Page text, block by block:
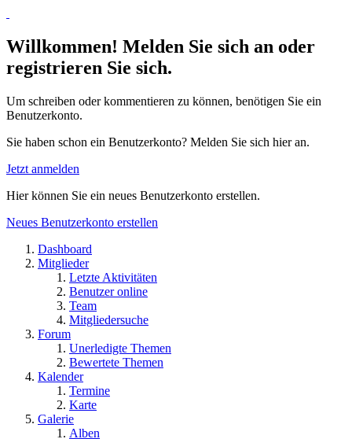
Willkommen! Melden Sie sich an oder
registrieren Sie sich.
Um schreiben oder kommentieren zu können, benötigen Sie ein
Benutzerkonto.
Sie haben schon ein Benutzerkonto? Melden Sie sich hier an.
Jetzt anmelden
Hier können Sie ein neues Benutzerkonto erstellen.
Neues Benutzerkonto erstellen
Dashboard
Mitglieder
Letzte Aktivitäten
Benutzer online
Team
Mitgliedersuche
Forum
Unerledigte Themen
Bewertete Themen
Kalender
Termine
Karte
Galerie
Alben